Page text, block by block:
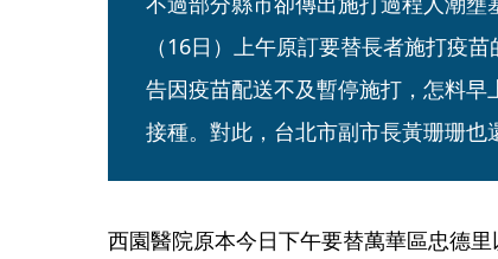
（16日）上午原訂要替長者施打疫
告因疫苗配送不及暫停施打，怎料
接種。對此，台北市副市長黃珊珊也
西園醫院原本今日下午要替萬華區忠德